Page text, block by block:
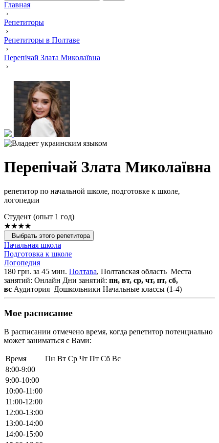
Главная
›
Репетиторы
›
Репетиторы в Полтаве
›
Перепічай Злата Миколаївна
›
Перепічай Злата Миколаївна
репетитор по начальной школе, подготовке к школе,
логопедии
Cтудент (опыт 1 год)
★★★★
Выбрать этого репетитора
Начальная школа
Подготовка к школе
Логопедия
180 грн. за 45 мин. Полтава, Полтавская область Места
занятий: Онлайн Дни занятий: пн, вт, ср, чт, пт, сб,
вс Аудитория Дошкольники Начальные классы (1-4)
Мое расписание
В расписании отмечено время, когда репетитор потенциально
может заниматься с Вами:
Время Пн Вт Ср Чт Пт Сб Вс
8:00-9:00
9:00-10:00
10:00-11:00
11:00-12:00
12:00-13:00
13:00-14:00
14:00-15:00